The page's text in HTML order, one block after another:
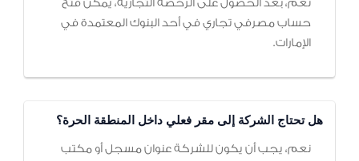
نعم، بعد الحصول على الرخصة التجارية، يمكن فتح
حساب مصرفي تجاري في أحد البنوك المعتمدة في
الإمارات.
هل تحتاج الشركة إلى مقر فعلي داخل المنطقة الحرة؟
نعم، يجب أن يكون للشركة عنوان مسجل أو مكتب